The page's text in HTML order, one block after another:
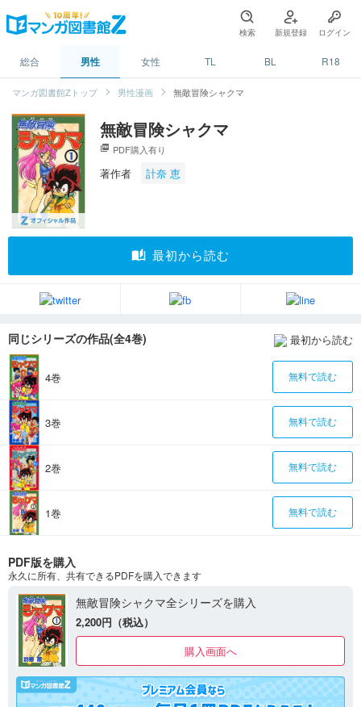
検索 新規登録 ログイン
総合 男性 女性 TL BL R18
マンガ図書館Zトップ 男性漫画 無敵冒険シャクマ
無敵冒険シャクマ
picture_as_pdf PDF購入有り
著作者 計奈 恵
auto_stories 最初から読む
同じシリーズの作品(全4巻) 最初から読む
4巻 無料で読む
3巻 無料で読む
2巻 無料で読む
1巻 無料で読む
PDF版を購入
永久に所有、共有できるPDFを購入できます
無敵冒険シャクマ全シリーズを購入
2,200円（税込）
購入画面へ